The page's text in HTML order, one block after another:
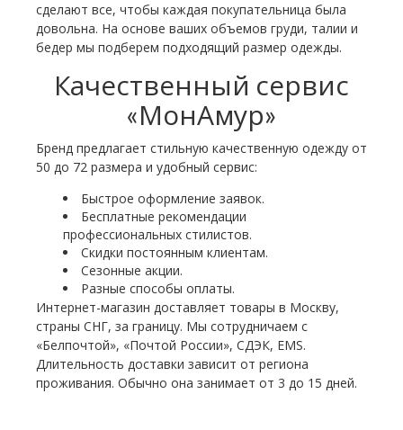
сделают все, чтобы каждая покупательница была
довольна. На основе ваших объемов груди, талии и
бедер мы подберем подходящий размер одежды.
Качественный сервис
«МонАмур»
Бренд предлагает стильную качественную одежду от
50 до 72 размера и удобный сервис:
Быстрое оформление заявок.
Бесплатные рекомендации
профессиональных стилистов.
Скидки постоянным клиентам.
Сезонные акции.
Разные способы оплаты.
Интернет-магазин доставляет товары в Москву,
страны СНГ, за границу. Мы сотрудничаем с
«Белпочтой», «Почтой России», СДЭК, EMS.
Длительность доставки зависит от региона
проживания. Обычно она занимает от 3 до 15 дней.